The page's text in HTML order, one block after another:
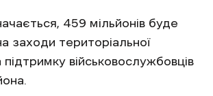
459 мільйонів буде
заходи територіальної
військовослужбовців